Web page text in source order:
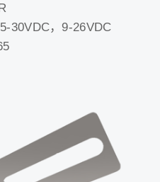
30VDC，9-26VDC